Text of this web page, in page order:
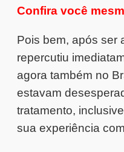
Confira você
Pois bem, após ser
repercutiu
agora também no
estavam
tratamento,
sua experiência